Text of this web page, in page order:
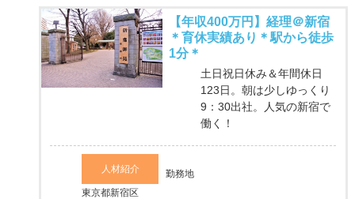
【年収400万円】経理＠新宿
＊育休実績あり＊駅から徒歩
1分＊
土日祝日休み＆年間休日
123日。朝は少しゆっくり
9：30出社。人気の新宿で
働く！
人材紹介
勤務地
東京都新宿区